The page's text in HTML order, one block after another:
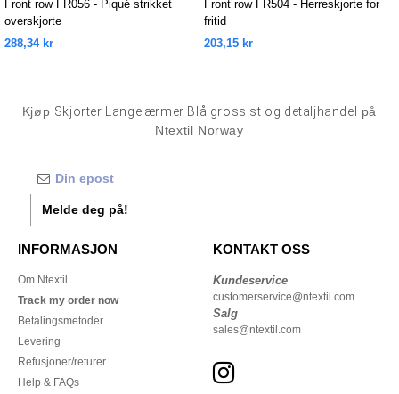
Front row FR056 - Piqué strikket
overskjorte
288,34 kr
Front row FR504 - Herreskjorte for
fritid
203,15 kr
Kjøp Skjorter Lange ærmer Blå grossist og detaljhandel
på
Ntextil Norway
Melde deg på!
INFORMASJON
Om Ntextil
Track my order now
Betalingsmetoder
Levering
Refusjoner/returer
Help & FAQs
KONTAKT OSS
Kundeservice
customerservice@ntextil.com
Salg
sales@ntextil.com